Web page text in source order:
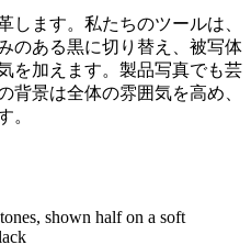
します。私たちのツールは、
のある黒に切り替え、被写体
を加えます。製品写真でも芸
背景は全体の雰囲気を高め、
。